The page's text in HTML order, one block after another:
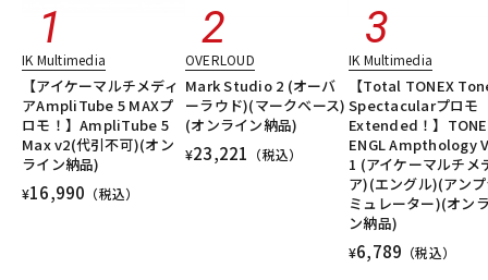
IK Multimedia
【アイケーマルチメディ
アAmpliTube 5 MAXプ
ロモ！】AmpliTube 5
Max v2(代引不可)(オン
ライン納品)
¥16,990 （税込）
OVERLOUD
Mark Studio 2 (オーバ
ーラウド)(マークベース)
(オンライン納品)
¥23,221 （税込）
IK Multimedia
【Total TONEX
Spectacularプロモ
Extended！】
ENGL Ampthology
1 (アイケーマルチメ
ア)(エングル)(アン
ミュレーター)(オン
ン納品)
¥6,789 （税込）